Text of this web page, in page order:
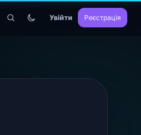
Увійти Реєстрація